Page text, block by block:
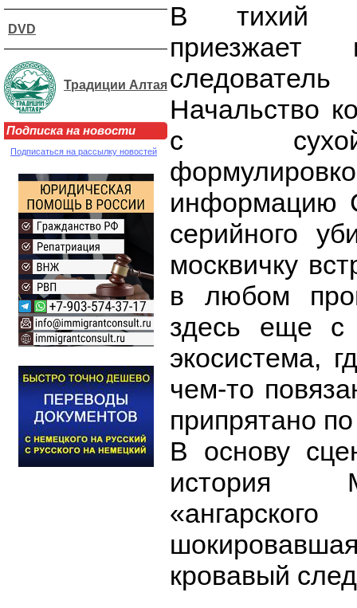
DVD
Традиции Алтая
Подписка на новости
Подписаться на рассылку новостей
В тихий
приезжает
Начальство
с сухой
информацию
серийного
москвичку
в любом
здесь еще с
экосистема,
чем-то
припрятано по
В основу
история
кровавый